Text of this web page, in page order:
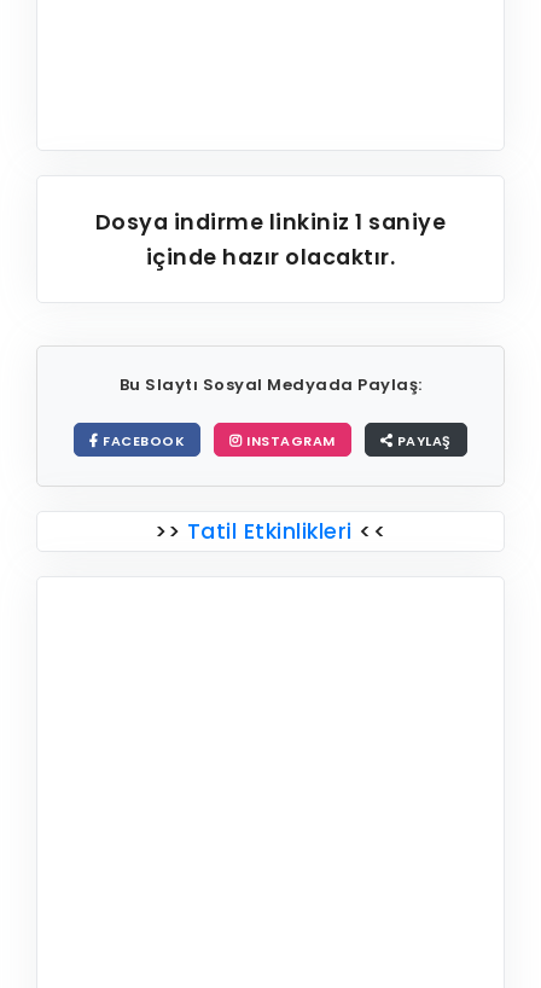
Dosya indirme linkiniz1 saniye
içinde hazır olacaktır.
Bu Slaytı Sosyal Medyada Paylaş:
FACEBOOK INSTAGRAM PAYLAŞ
>> Tatil Etkinlikleri <<